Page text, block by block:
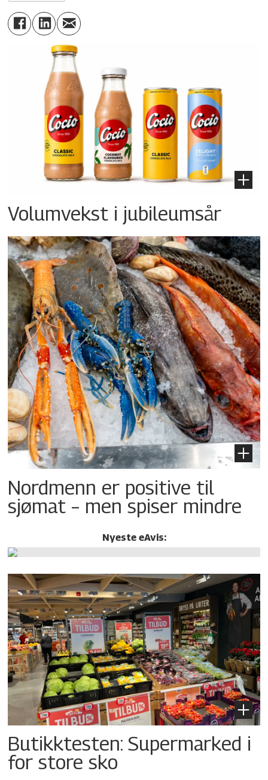
Volumvekst i jubileumsår
Nordmenn er positive til
sjømat – men spiser mindre
Nyeste eAvis:
Butikktesten: Supermarked i
for store sko